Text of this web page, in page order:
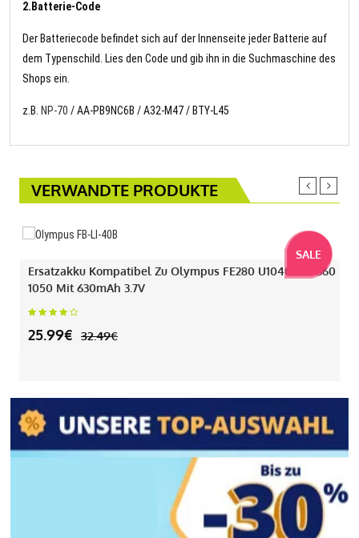
2.Batterie-Code
Der Batteriecode befindet sich auf der Innenseite jeder Batterie auf
dem Typenschild. Lies den Code und gib ihn in die Suchmaschine des
Shops ein.
z.B. NP-70 / AA-PB9NC6B / A32-M47 / BTY-L45
VERWANDTE PRODUKTE
SALE
Ersatzakku Kompatibel Zu Olympus FE280 U1040 330 360
1050 Mit 630mAh 3.7V
25.99€ 32.49€